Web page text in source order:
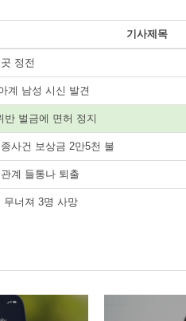
기사제목
정전
계 남성 시신 발견
반 벌금에 면허 정지
사건 보상금 2만5천 불
계 들통나 퇴출
무너져 3명 사망